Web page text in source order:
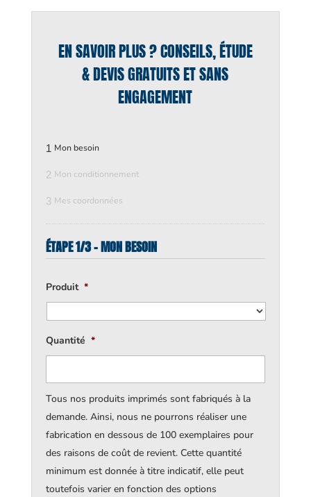
EN SAVOIR PLUS ? CONSEILS, ÉTUDE
& DEVIS GRATUITS ET SANS
ENGAGEMENT
1 Mon besoin
2 Mon conditionnement
3 Mes coordonnées
ÉTAPE 1/3 - MON BESOIN
Produit *
Quantité *
Tous nos produits imprimés sont fabriqués à la
demande. Ainsi, nous ne pourrons réaliser une
fabrication en dessous de 100 exemplaires pour
des raisons de coût de revient. Cette quantité
minimum est donnée à titre indicatif, elle peut
toutefois varier en fonction des options